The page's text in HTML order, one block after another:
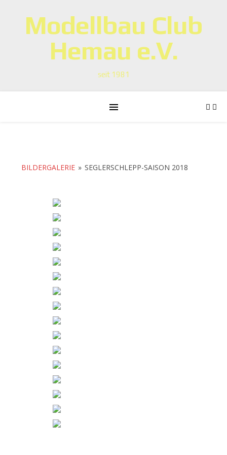
Modellbau Club
Hemau e.V.
seit 1981
BILDERGALERIE » SEGLERSCHLEPP-SAISON 2018